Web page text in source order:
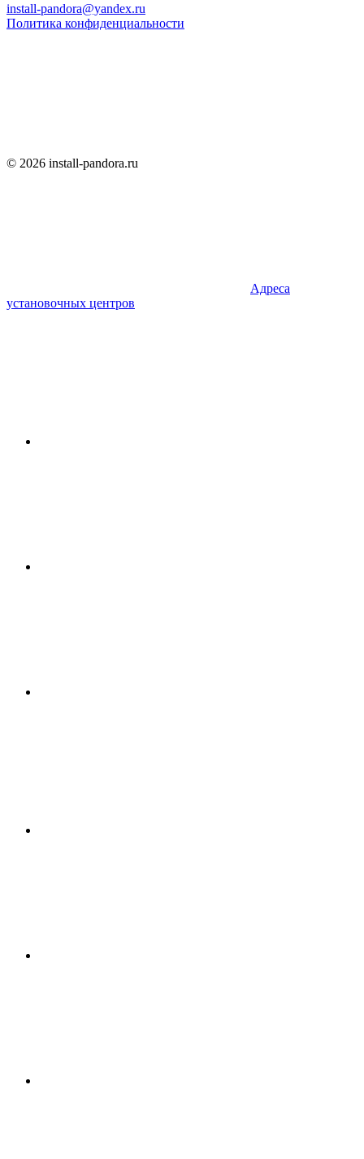
install-pandora@yandex.ru
Политика конфиденциальности
© 2026 install-pandora.ru
Адреса
установочных центров